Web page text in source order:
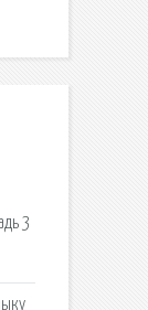
3